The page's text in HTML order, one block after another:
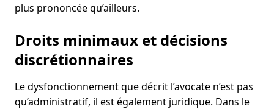
plus prononcée qu’ailleurs.
Droits minimaux et décisions
discrétionnaires
Le dysfonctionnement que décrit l’avocate n’est pas
qu’administratif, il est également juridique. Dans le